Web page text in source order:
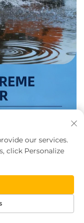
our services.
click Personalize